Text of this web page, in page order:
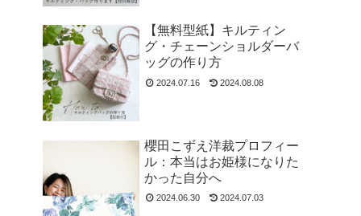
【無料型紙】キルティン
グ・チェーンショルダーバ
ッグの作り方
2024.07.16 2024.08.08
櫻田こずえ洋裁プロフィー
ル：本当はお姫様になりた
かった自分へ
2024.06.30 2024.07.03